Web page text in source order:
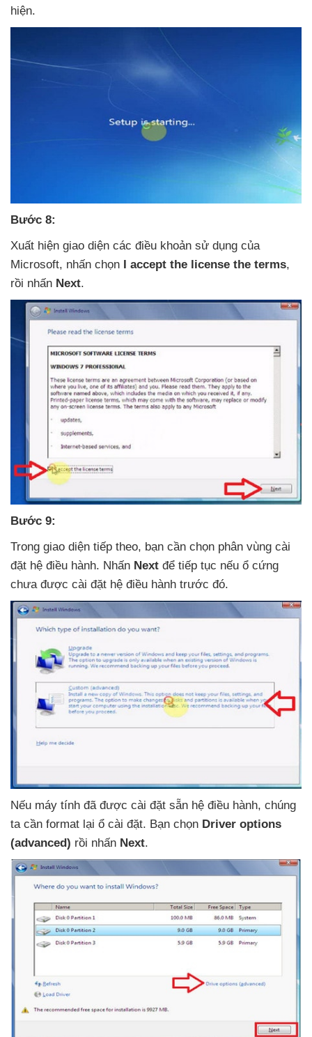
hiện.
Bước 8:
Xuất hiện giao diện các điều khoản sử dụng của
Microsoft, nhấn chọn I accept the license the terms,
rồi nhấn Next.
Bước 9:
Trong giao diện tiếp theo, bạn cần chọn phân vùng cài
đặt hệ điều hành. Nhấn Next để tiếp tục nếu ổ cứng
chưa được cài đặt hệ điều hành trước đó.
Nếu máy tính đã được cài đặt sẵn hệ điều hành, chúng
ta cần format lại ổ cài đặt. Bạn chọn Driver options
(advanced) rồi nhấn Next.